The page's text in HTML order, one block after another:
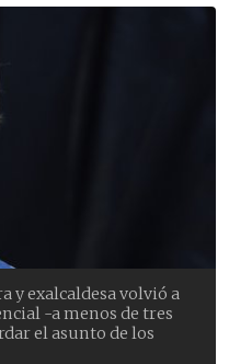
y exalcaldesa volvió a
-a menos de tres
el asunto de los